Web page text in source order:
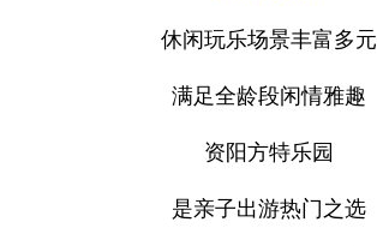
休闲玩乐场景丰富多元
满足全龄段闲情雅趣
资阳方特乐园
是亲子出游热门之选